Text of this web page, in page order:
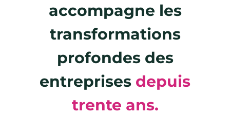
accompagne les
transformations
profondes des
entreprises depuis
trente ans.